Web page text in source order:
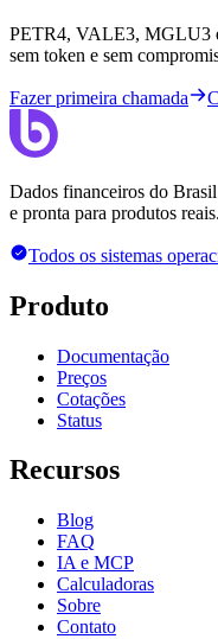
PETR4, VALE3, MGLU3
sem token e sem
Fazer primeira chamada
Dados financeiros do
e pronta para produtos reais.
Todos os sistemas
Produto
Documentação
Preços
Cotações
Status
Recursos
Blog
FAQ
IA e MCP
Calculadoras
Sobre
Contato